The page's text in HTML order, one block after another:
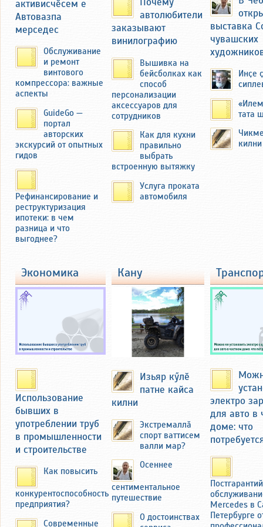
драматический момент, когда при
сносе их родного дома бульдозером,
его отец пытался помешать этому с
топором в руках со слезами на
глазах.
Семья Федоровых переехала в
другую деревню — Миснеры
Чебоксарского района ЧАССР.
там и осмотрел бывшую усадьбу
Федоровых с большим огородом
около 40 соток. Там семья
выращивала картофель и ранние
зелень и овощи на продажу на
базаре в Чебоксарах и
Новочебоксарске. Продукцию
вывозили на мотоцикле с коляской
через мост над речкой Кукшум.
Николай Фёдоров вспоминал, как он
активисчӗсем е
Автовазпа
мерседес
Обслуживание
и ремонт
винтового
компрессора: важные
аспекты
GuideGo —
портал
авторских
экскурсий от опытных
гидов
Рефинансирование и
реструктуризация
ипотеки: в чем
разница и что
выгоднее?
автолюбители
заказывают
винилографию
Вышивка на
бейсболках как
способ
персонализации
аксессуаров для
сотрудников
Как для кухни
правильно
выбрать
встроенную вытяжку
Услуга проката
автомобиля
выставка
чувашских
Инҫе
тата
килни
экономика
Использование
бывших в
употреблении труб
в промышленности
и строительстве
Как повысить
конкурентоспособность
предприятия?
Современные
кану
Изьяр кӳлӗ
патне кайса
килни
Экстремаллӑ
спорт ваттисем
валли мар?
Осеннее
сентиментальное
путешествие
О достоинствах
электро
для авто в
доме: что
Mercedes в
Петербурге